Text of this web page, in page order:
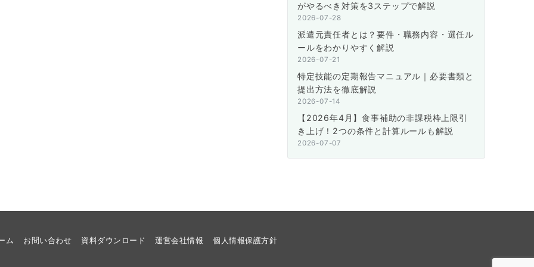
がやるべき対策を3ステップで解説
2026-07-28
派遣元責任者とは？要件・職務内容・選任ル
ールをわかりやすく解説
2026-07-21
特定技能の定期報告マニュアル｜必要書類と
提出方法を徹底解説
2026-07-14
【2026年4月】食事補助の非課税枠上限引
き上げ！2つの条件と計算ルールも解説
2026-07-07
ム お問い合わせ 資料ダウンロード 運営会社情報 個人情報保護方針